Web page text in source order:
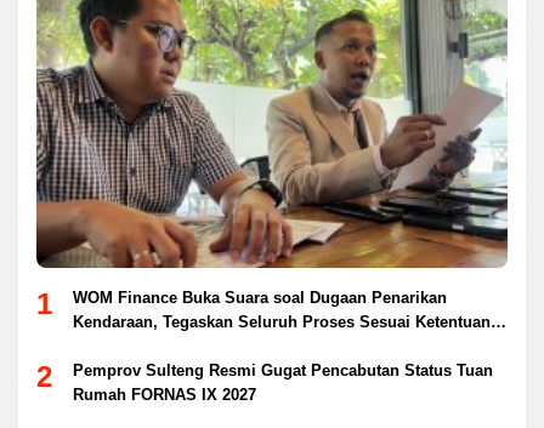
1
WOM Finance Buka Suara soal Dugaan Penarikan
Kendaraan, Tegaskan Seluruh Proses Sesuai Ketentuan
2
Pemprov Sulteng Resmi Gugat Pencabutan Status Tuan
Rumah FORNAS IX 2027